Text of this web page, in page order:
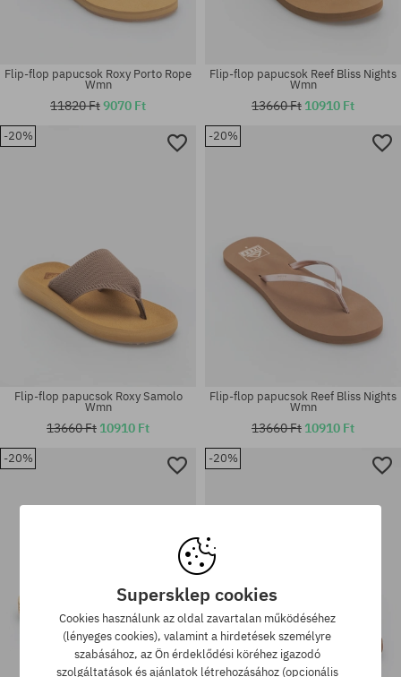
Elérhető méretek:
Elérhető méretek:
Elérhető méretek:
Flip-flop papucsok Roxy Porto Rope
Wmn
11820 Ft9070 Ft
Elérhető méretek:
Flip-flop papucsok Reef Bliss Nights
Wmn
13660 Ft 10910 Ft
-20%
Flip-flop papucsok Roxy Samolo
Wmn
13660 Ft 10910 Ft
-20%
Flip-flop papucsok Reef Bliss Nights
Wmn
13660 Ft 10910 Ft
-20% -20%
Supersklep cookies
Cookies használunk az oldal zavartalan működéséhez
(lényeges cookies), valamint a hirdetések személyre
szabásához, az Ön érdeklődési köréhez igazodó
szolgáltatások és ajánlatok létrehozásához (opcionális